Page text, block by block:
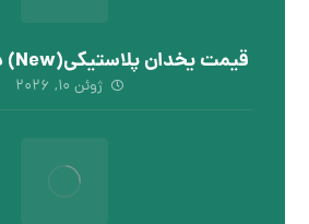
قیمت یخدان پلاستیکی(New) در بازار + جدول
ژوئن ۱۰, ۲۰۲۶